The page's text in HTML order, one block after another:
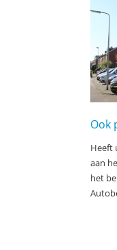
Ook
Heeft
aan
het